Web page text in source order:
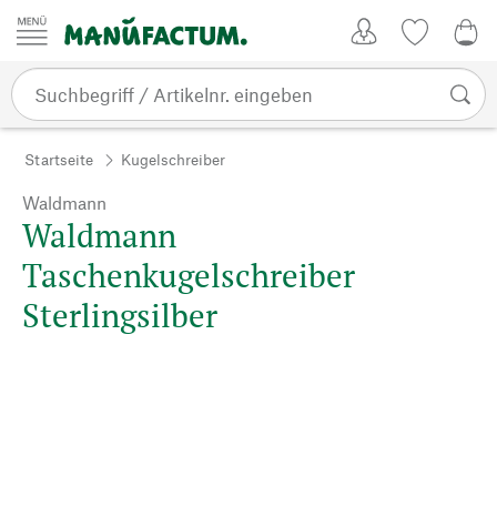
Zum Inhalt springen
Startseite Kugelschreiber
Waldmann
Waldmann
Taschenkugelschreiber
Sterlingsilber